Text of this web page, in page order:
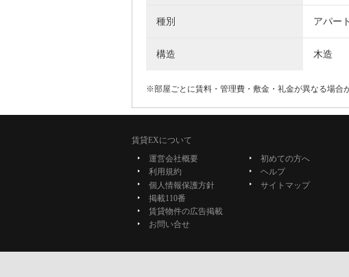
種別 アパート
構造 木造
※部屋ごとに賃料・管理費・敷金・礼金が異なる場合
賃貸EXについて
運営会社概要
利用規約
個人情報保護方針
掲載110番
賃貸物件の広告掲載
お問い合せ
初めての方へ
ヘルプ
サイトマップ